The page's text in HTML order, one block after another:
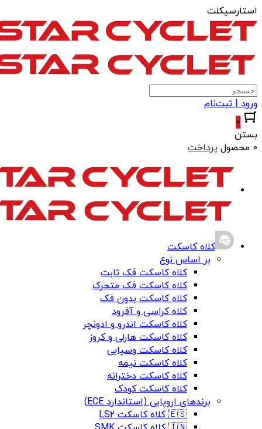
استارسیکلت
ورود | ثبت‌نام
0
بستن
0 محصول
پرداخت
کلاه کاسکت
بر اساس نوع
کلاه کاسکت فک ثابت
کلاه کاسکت فک متحرک
کلاه کاسکت بدون فک
کلاه کراسی و آفرود
کلاه کاسکت اندرو و ادونچر
کلاه کاسکت هارلی و کروز
کلاه کاسکت وسپایی
کلاه کاسکت نیمه
کلاه کاسکت دخترانه
کلاه کاسکت کودک
برندهای اروپایی (استاندارد ECE)
🇪🇸 کلاه کاسکت LS2